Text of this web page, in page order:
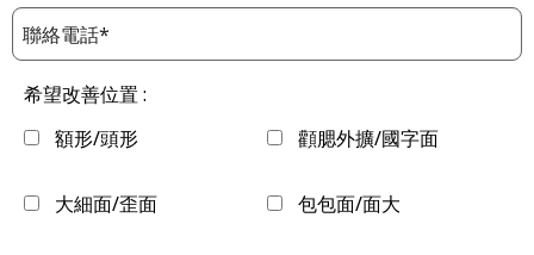
希望改善位置 :
額形/頭形
顴腮外擴/國字面
大細面/歪面 包包面/面大